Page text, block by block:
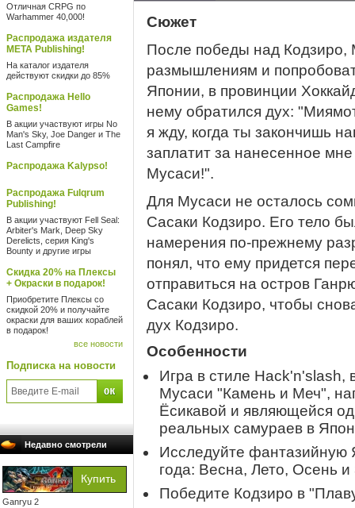
Отличная CRPG по
Warhammer 40,000!
Распродажа издателя
META Publishing!
На каталог издателя
действуют скидки до 85%
Распродажа Hello
Games!
В акции участвуют игры No
Man's Sky, Joe Danger и The
Last Campfire
Распродажа Kalypso!
Распродажа Fulqrum
Publishing!
В акции участвуют Fell Seal:
Arbiter's Mark, Deep Sky
Derelicts, серия King's
Bounty и другие игры
Скидка 20% на Плексы
+ Окраски в подарок!
Приобретите Плексы со
скидкой 20% и получайте
окраски для ваших кораблей
в подарок!
все новости
Подписка на новости
Недавно смотрели
Ganryu 2
Сюжет
После победы над Кодзиро,
размышлениям и
Японии, в провинции
нему обратился дух:
я жду, когда ты закончишь
заплатит за нанесенное
Мусаси!".
Для Мусаси не осталось
Сасаки Кодзиро. Его тело
намерения по-прежнему
понял, что ему придется
отправиться на остров
Сасаки Кодзиро, чтобы
дух Кодзиро.
Особенности
Игра в стиле Hack'n'slash,
Мусаси "Камень и Меч",
Ёсикавой и являющейся
реальных самураев в
Исследуйте фантазийную
года: Весна, Лето, Осень
Победите Кодзиро в